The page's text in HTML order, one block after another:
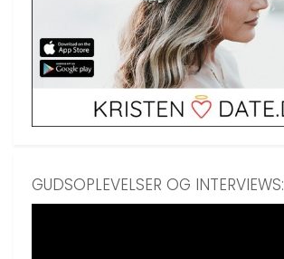
GUDSOPLEVELSER OG INTERVIEWS: